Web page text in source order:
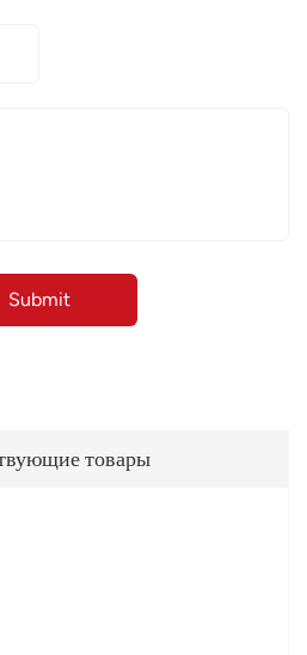
товары